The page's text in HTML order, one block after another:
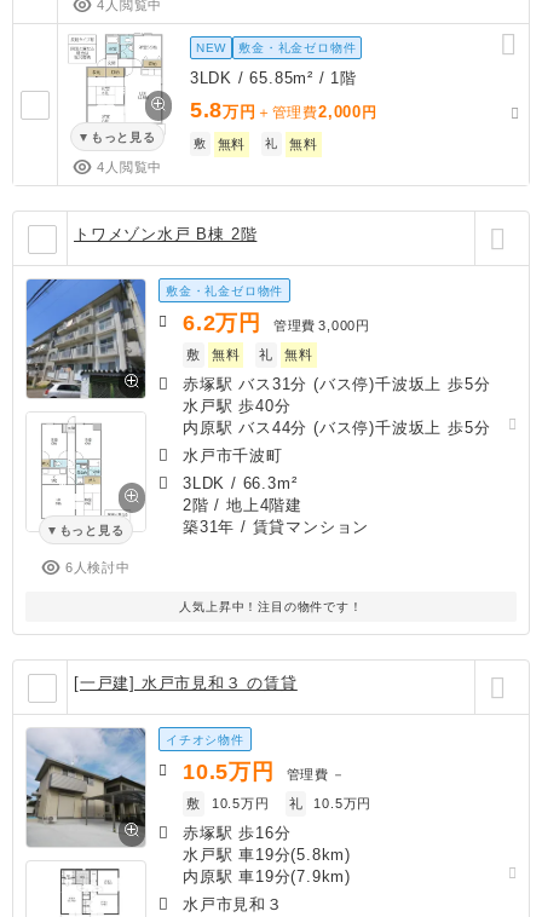
4人閲覧中
もっと見る
4人閲覧中
NEW 敷金・礼金ゼロ物件
3LDK / 65.85m² / 1階
5.8万円 ＋管理費2,000 円
敷 無料 礼 無料
トワメゾン水戸 B棟 2階
もっと見る
6人検討中
敷金・礼金ゼロ物件
6.2万円 管理費 3,000円
敷
無料 礼 無料
赤塚駅 バス31分 (バス停)千波坂上 歩5分
水戸駅 歩40分
内原駅 バス44分 (バス停)千波坂上 歩5分
水戸市千波町
3LDK / 66.3m²
2階 / 地上4階建
築31年 / 賃貸マンション
人気上昇中！注目の物件です！
[一戸建] 水戸市見和３ の賃貸
イチオシ物件
10.5万円 管理費 －
敷
10.5万円 礼 10.5万円
赤塚駅 歩16分
水戸駅 車19分(5.8km)
内原駅 車19分(7.9km)
水戸市見和３